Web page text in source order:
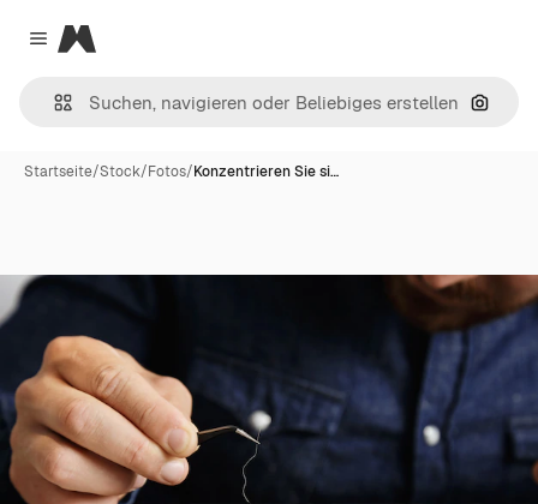
Close menu
Magnific
Nach
Startseite/Stock/Fotos/Konzentrieren Sie si…